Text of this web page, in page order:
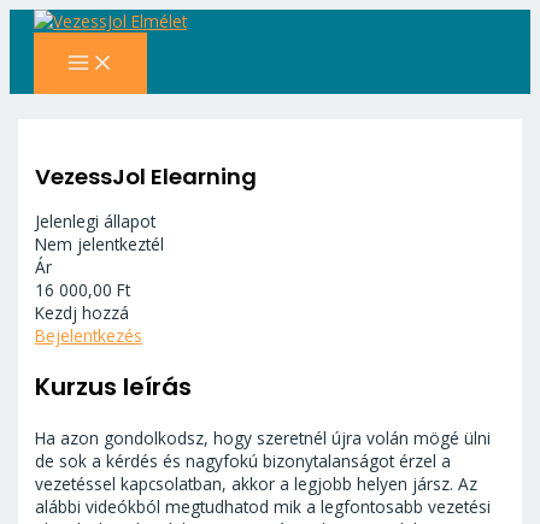
Skip
MENU
VezessJol Elearning
Jelenlegi állapot
Nem jelentkeztél
Ár
16 000,00 Ft
Kezdj hozzá
Bejelentkezés
Kurzus leírás
Ha azon gondolkodsz, hogy szeretnél újra volán mögé ülni
de sok a kérdés és nagyfokú bizonytalanságot érzel a
vezetéssel kapcsolatban, akkor a legjobb helyen jársz. Az
alábbi videókból megtudhatod mik a legfontosabb vezetési